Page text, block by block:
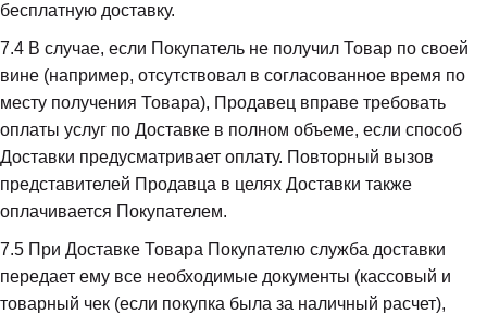
бесплатную доставку.
7.4 В случае, если Покупатель не получил Товар по своей
вине (например, отсутствовал в согласованное время по
месту получения Товара), Продавец вправе требовать
оплаты услуг по Доставке в полном объеме, если способ
Доставки предусматривает оплату. Повторный вызов
представителей Продавца в целях Доставки также
оплачивается Покупателем.
7.5 При Доставке Товара Покупателю служба доставки
передает ему все необходимые документы (кассовый и
товарный чек (если покупка была за наличный расчет),